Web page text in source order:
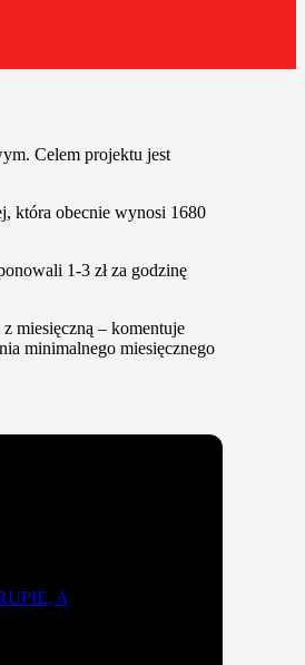
Celem projektu jest
która obecnie wynosi 1680
1-3 zł za godzinę
miesięczną – komentuje
minimalnego miesięcznego
A